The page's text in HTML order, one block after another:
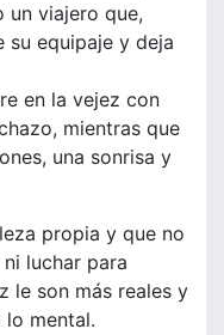
un viajero que,
su equipaje y deja
en la vejez con
mientras que
una sonrisa y
propia y que no
luchar para
le son más reales y
lo mental.